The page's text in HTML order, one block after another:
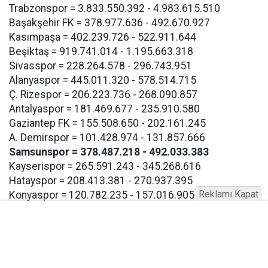
Trabzonspor = 3.833.550.392 - 4.983.615.510
Başakşehir FK = 378.977.636 - 492.670.927
Kasımpaşa = 402.239.726 - 522.911.644
Beşiktaş = 919.741.014 - 1.195.663.318
Sivasspor = 228.264.578 - 296.743.951
Alanyaspor = 445.011.320 - 578.514.715
Ç. Rizespor = 206.223.736 - 268.090.857
Antalyaspor = 181.469.677 - 235.910.580
Gaziantep FK = 155.508.650 - 202.161.245
A. Demirspor = 101.428.974 - 131.857.666
Samsunspor = 378.487.218 - 492.033.383
Kayserispor = 265.591.243 - 345.268.616
Hatayspor = 208.413.381 - 270.937.395
Konyaspor = 120.782.235 - 157.016.905 Reklamı Kapat